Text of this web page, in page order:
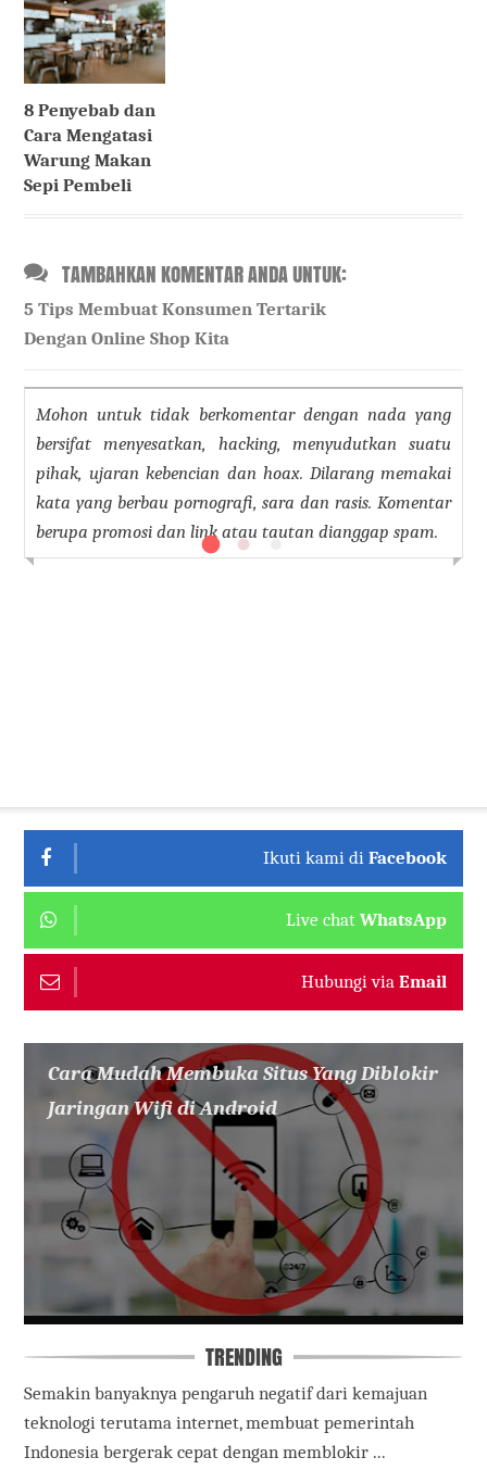
8 Penyebab dan
Cara Mengatasi
Warung Makan
Sepi Pembeli
TAMBAHKAN KOMENTAR ANDA UNTUK:
5 Tips Membuat Konsumen Tertarik
Dengan Online Shop Kita
Mohon untuk tidak berkomentar dengan nada yang
bersifat menyesatkan, hacking, menyudutkan suatu
pihak, ujaran kebencian dan hoax. Dilarang memakai
kata yang berbau pornografi, sara dan rasis. Komentar
berupa promosi dan link atau tautan dianggap spam.
Ikuti kami di Facebook
Live chat WhatsApp
Hubungi via Email
Cara Mudah Membuka Situs Yang Diblokir
Jaringan Wifi di Android
TRENDING
Semakin banyaknya pengaruh negatif dari kemajuan
teknologi terutama internet, membuat pemerintah
Indonesia bergerak cepat dengan memblokir ...